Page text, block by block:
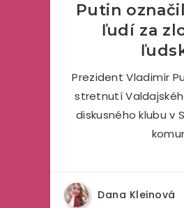
Putin
ľudí za
Prezident Vladimír
stretnutí
diskusného klubu v
Dana Kleinová